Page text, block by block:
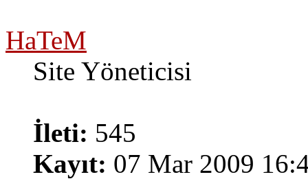
HaTeM
Site Yöneticisi
İleti: 545
Kayıt: 07 Mar 2009